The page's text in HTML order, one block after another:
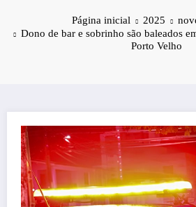
Página inicial 2025
Dono de bar e sobrinho são baleados
Porto Velho